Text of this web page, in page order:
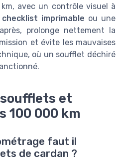
avec un contrôle visuel à
checklist imprimable ou une
prolonge nettement la
et évite les mauvaises
où un soufflet déchiré
soufflets et
100 000 km
faut il
de cardan ?